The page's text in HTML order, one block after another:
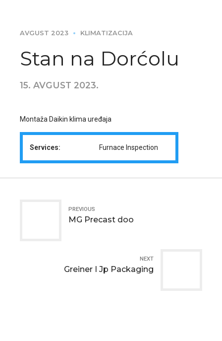
AVGUST 2023 KLIMATIZACIJA
Stan na Dorćolu
15. AVGUST 2023.
Montaža Daikin klima uređaja
Services: Furnace Inspection
PREVIOUS
MG Precast doo
NEXT
Greiner I Jp Packaging